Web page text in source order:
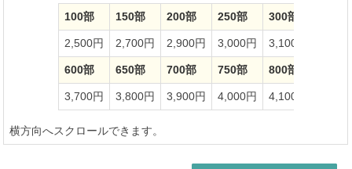
100部 150部 200部 250部 300部
2,500円 2,700円 2,900円 3,000円 3,100円
600部 650部 700部 750部 800部
3,700円 3,800円 3,900円 4,000円 4,100円
横方向へスクロールできます。